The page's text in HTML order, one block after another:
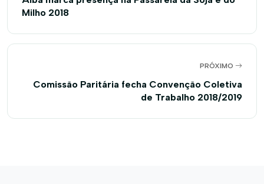
Milho 2018
PRÓXIMO
Comissão Paritária fecha Convenção Coletiva
de Trabalho 2018/2019